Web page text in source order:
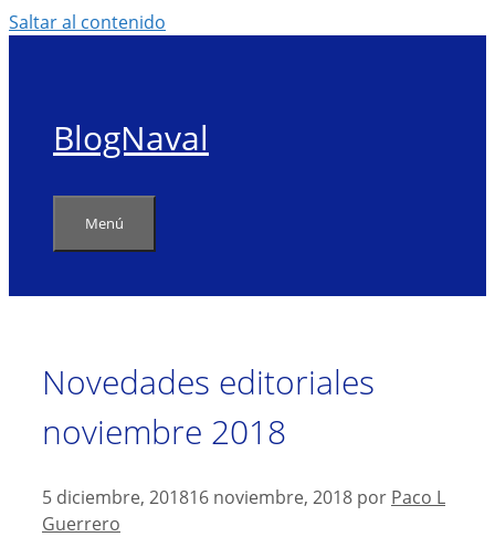
Saltar al contenido
BlogNaval
Menú
Novedades editoriales
noviembre 2018
5 diciembre, 201816 noviembre, 2018 por Paco L
Guerrero